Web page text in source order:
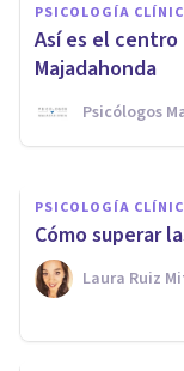
PSICOLOGÍA
Así es el
Majadahonda
Psicólogos
infancia:
Marina
PSICOLOGÍA
Cómo superar
Laura Ruiz